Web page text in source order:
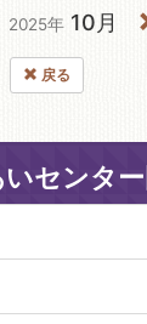
2025年 10月
戻る
センタ